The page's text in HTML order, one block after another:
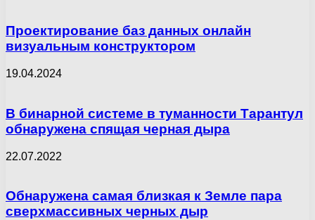
Проектирование баз данных онлайн
визуальным конструктором
19.04.2024
В бинарной системе в туманности Тарантул
обнаружена спящая черная дыра
22.07.2022
Обнаружена самая близкая к Земле пара
сверхмассивных черных дыр